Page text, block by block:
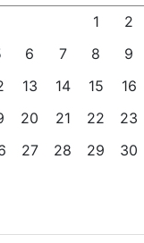
1
2
6 7 8
9
13 14 15
16
20 21 22
23
27 28 29
30